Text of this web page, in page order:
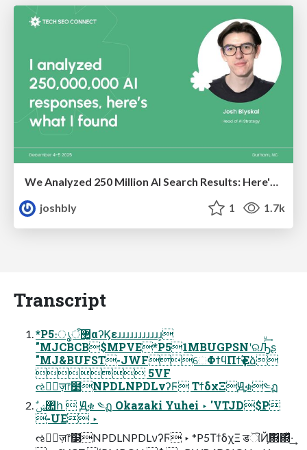
joshbly
1 1.7k
Transcript
*P5։ൃऀ޲͚αʔϏεɹɹɹɹɹɹɹɹɹɹɹ͕
"MJCBCB$MPVE*P51MBUGPSNʹରԠͬͧ͢ʂ
"MJ&BUFST-JWFେΦϯϥΠϯҿΈձ
 5VF
ઌਐٕज़෦໳NPDLNPDLνʔϜ ΤϯδχΞԬቌ༤ฏ
-UE ‣
ઌਐٕज़෦໳NPDLNPDLνʔϜ ‣ *P5ΤϯδχΞ डୗҊ݅΋΍ͬͯ·͢